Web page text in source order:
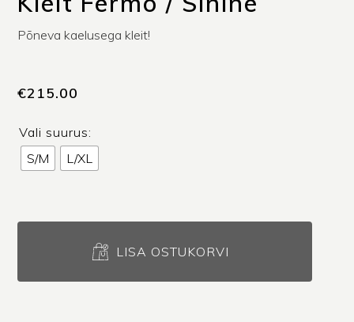
Põneva kaelusega kleit!
€215.00
Vali suurus:
S/M
L/XL
LISA OSTUKORVI